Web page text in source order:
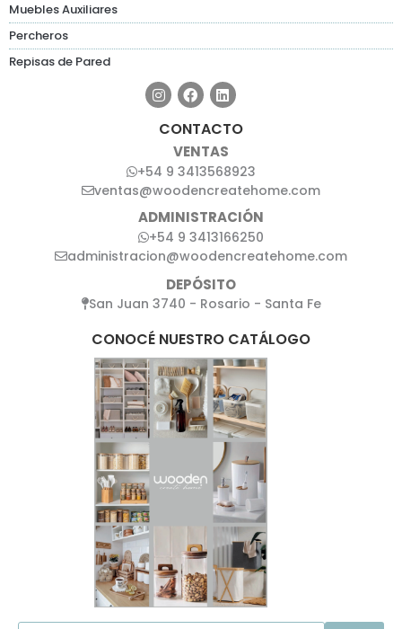
Muebles Auxiliares
Percheros
Repisas de Pared
CONTACTO
VENTAS
+54 9 3413568923
ventas@woodencreatehome.com
ADMINISTRACIÓN
+54 9 3413166250
administracion@woodencreatehome.com
DEPÓSITO
San Juan 3740 - Rosario - Santa Fe
CONOCÉ NUESTRO CATÁLOGO